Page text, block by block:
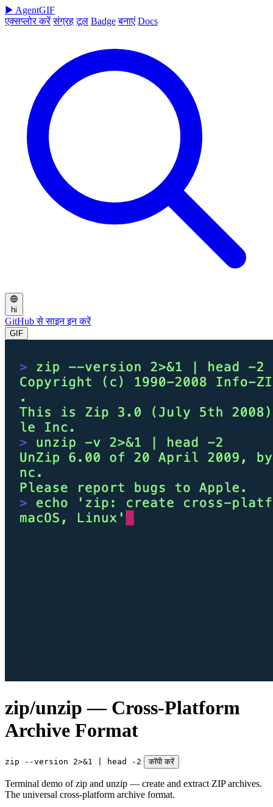
▶ AgentGIF
एक्सप्लोर करें संग्रह टूल Badge बनाएं Docs
hi
GitHub से साइन इन करें
GIF
zip/unzip — Cross-Platform
Archive Format
zip --version 2>&1 | head -2 कॉपी करें
Terminal demo of zip and unzip — create and extract ZIP archives.
The universal cross-platform archive format.